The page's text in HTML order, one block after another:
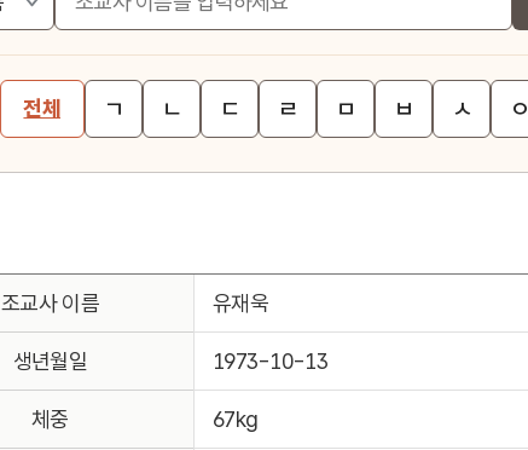
전체 ㄱ ㄴ ㄷ ㄹ ㅁ ㅂ ㅅ ㅇ
조교사 이름 유재욱
생년월일 1973-10-13
체중 67kg